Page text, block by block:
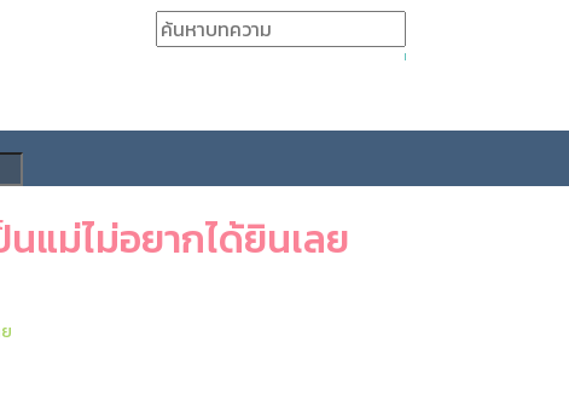
แม่ไม่อยากได้ยินเลย